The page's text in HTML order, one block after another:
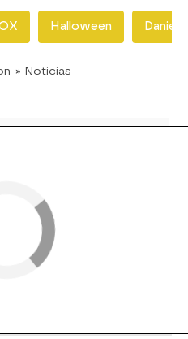
Halloween Daniel
» Noticias